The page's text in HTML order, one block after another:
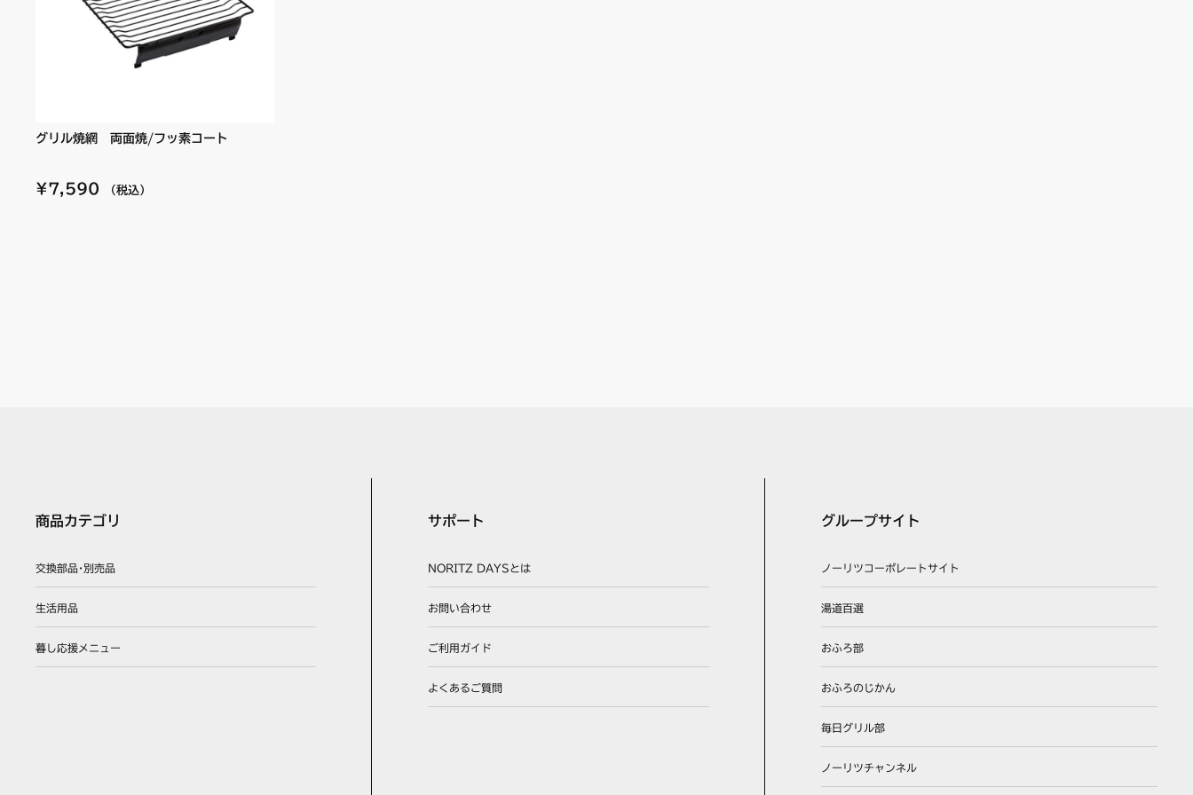
グリル焼網 両面焼/フッ素コート
¥7,590 （税込）
商品カテゴリ
交換部品･別売品
生活用品
暮し応援メニュー
サポート
NORITZ DAYSとは
お問い合わせ
ご利用ガイド
よくあるご質問
グループサイト
ノーリツコーポレートサイト
湯道百選
おふろ部
おふろのじかん
毎日グリル部
ノーリツチャンネル